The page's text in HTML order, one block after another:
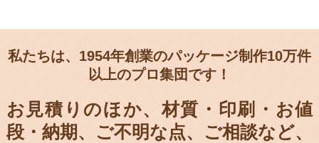
私たちは、1954年創業のパッケージ制作10万件
以上のプロ集団です！
お見積りのほか、材質・印刷・お値
段・納期、
ご不明な点、ご相談など、